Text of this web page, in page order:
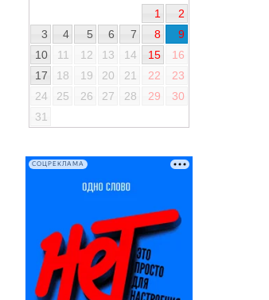
1
2
3
4 5 6 7 8
9
10
11 12 13 14 15
16
17
18 19 20 21 22
23
24
25 26 27 28 29
30
31
СОЦРЕКЛАМА